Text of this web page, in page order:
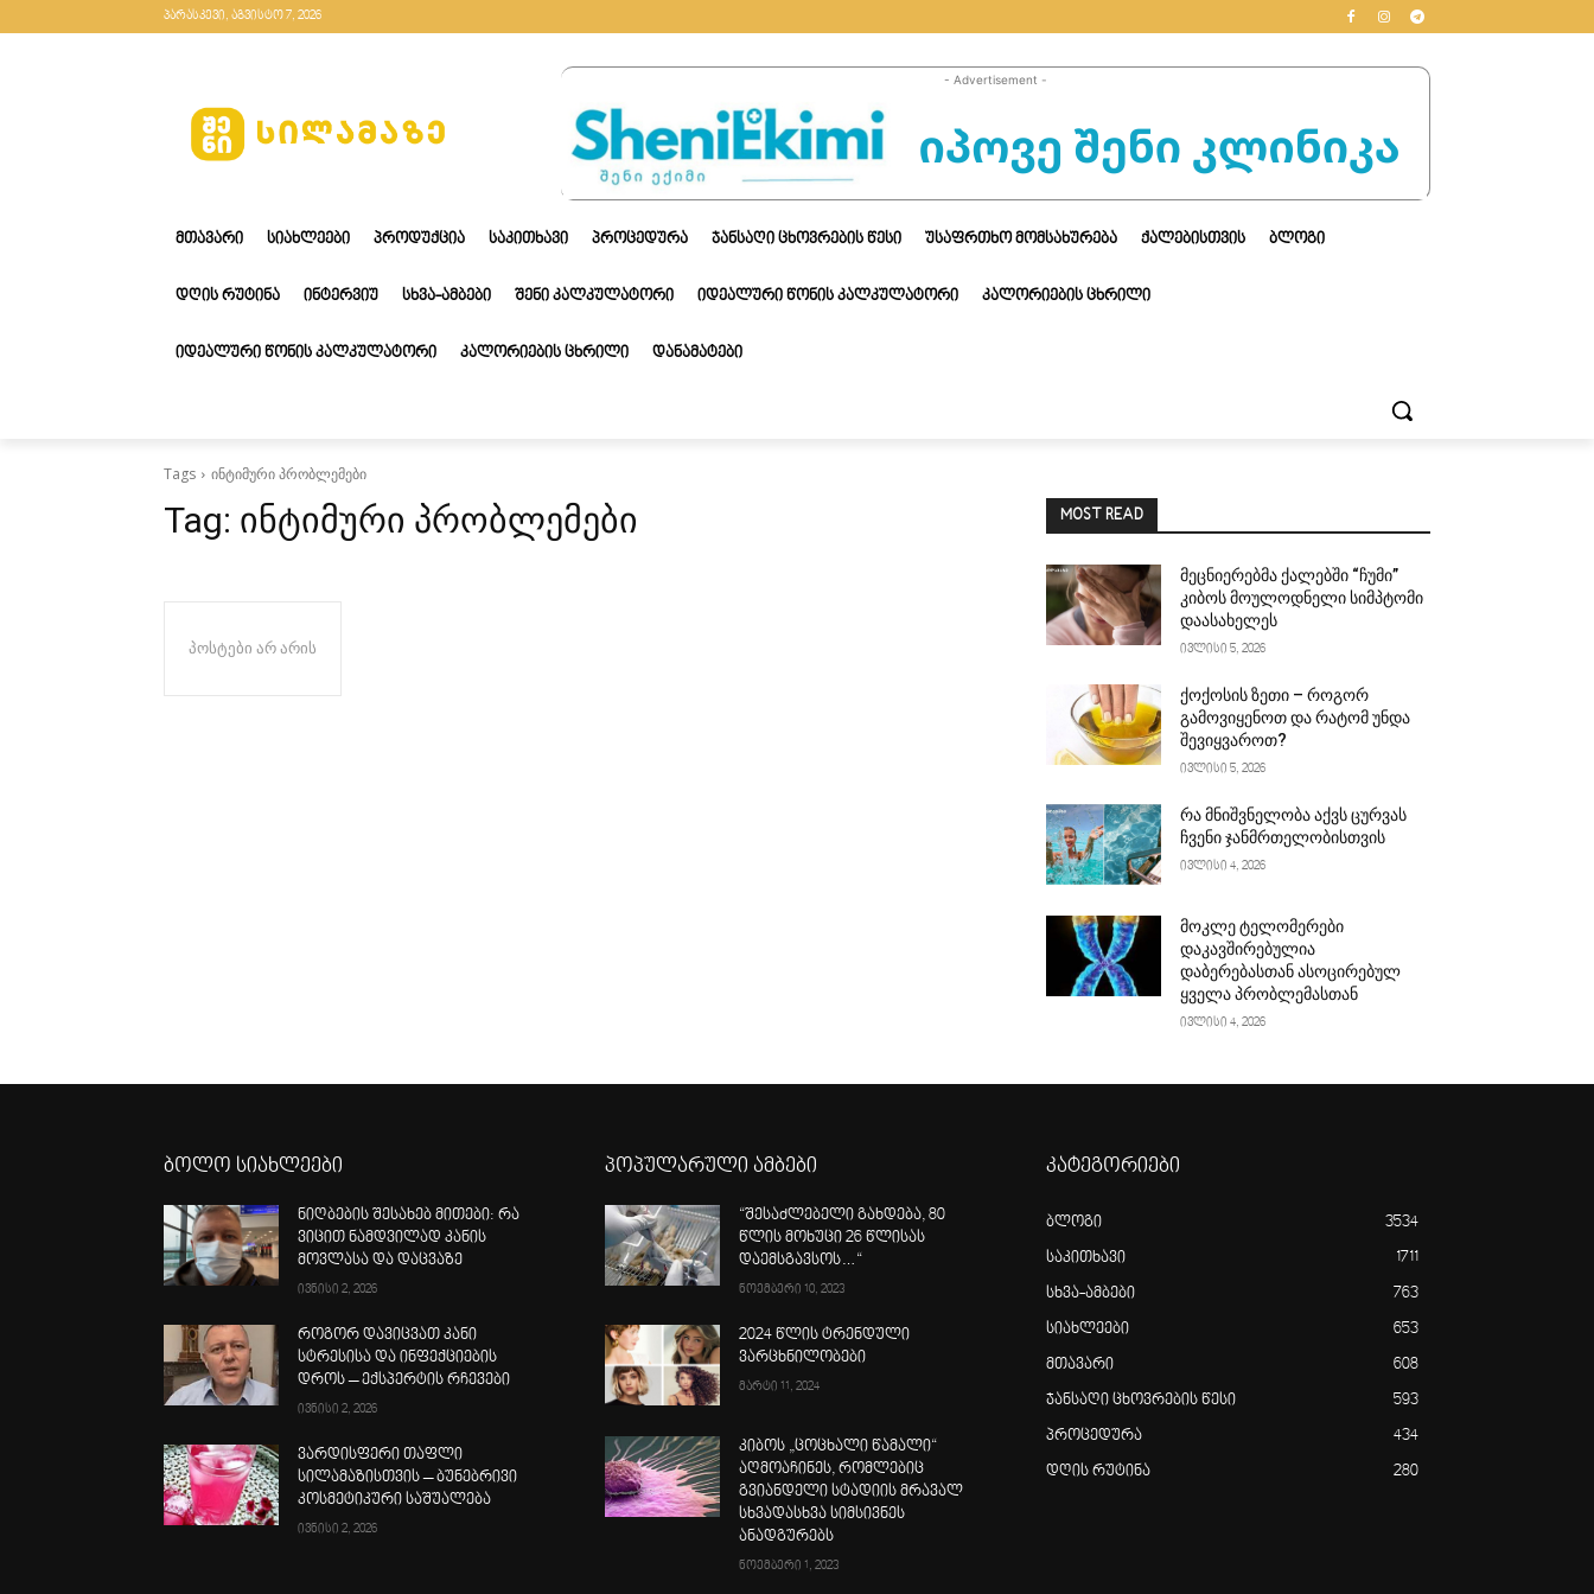
პარასკევი, აგვისტო 7, 2026
- Advertisement -
ᲛᲗᲐᲕᲐᲠᲘ ᲡᲘᲐᲮᲚᲔᲔᲑᲘ ᲞᲠᲝᲓᲣᲥᲪᲘᲐ ᲡᲐᲙᲘᲗᲮᲐᲕᲘ ᲞᲠᲝᲪᲔᲓᲣᲠᲐ ᲯᲐᲜᲡᲐᲦᲘ ᲪᲮᲝᲕᲠᲔᲑᲘᲡ ᲬᲔᲡᲘ ᲣᲡᲐᲤᲠᲗᲮᲝ ᲛᲝᲛᲡᲐᲮᲣᲠᲔᲑᲐ ᲥᲐᲚᲔᲑᲘᲡᲗᲕᲘᲡ ᲑᲚᲝᲒᲘ
ᲓᲦᲘᲡ ᲠᲣᲢᲘᲜᲐ ᲘᲜᲢᲔᲠᲕᲘᲣ ᲡᲮᲕᲐ-ᲐᲛᲑᲔᲑᲘ ᲨᲔᲜᲘ ᲙᲐᲚᲙᲣᲚᲐᲢᲝᲠᲘ ᲘᲓᲔᲐᲚᲣᲠᲘ ᲬᲝᲜᲘᲡ ᲙᲐᲚᲙᲣᲚᲐᲢᲝᲠᲘ ᲙᲐᲚᲝᲠᲘᲔᲑᲘᲡ ᲪᲮᲠᲘᲚᲘ
ᲘᲓᲔᲐᲚᲣᲠᲘ ᲬᲝᲜᲘᲡ ᲙᲐᲚᲙᲣᲚᲐᲢᲝᲠᲘ ᲙᲐᲚᲝᲠᲘᲔᲑᲘᲡ ᲪᲮᲠᲘᲚᲘ ᲓᲐᲜᲐᲛᲐᲢᲔᲑᲘ
Tags ინტიმური პრობლემები
Tag: ინტიმური პრობლემები
პოსტები არ არის
MOST READ
მეცნიერებმა ქალებში “ჩუმი”
კიბოს მოულოდნელი სიმპტომი
დაასახელეს
ივლისი 5, 2026
ქოქოსის ზეთი – როგორ
გამოვიყენოთ და რატომ უნდა
შევიყვაროთ?
ივლისი 5, 2026
რა მნიშვნელობა აქვს ცურვას
ჩვენი ჯანმრთელობისთვის
ივლისი 4, 2026
მოკლე ტელომერები
დაკავშირებულია
დაბერებასთან ასოცირებულ
ყველა პრობლემასთან
ივლისი 4, 2026
ბოლო სიახლეები
ნიღბების შესახებ მითები: რა
ვიცით ნამდვილად კანის
მოვლასა და დაცვაზე
ივნისი 2, 2026
როგორ დავიცვათ კანი
სტრესისა და ინფექციების
დროს – ექსპერტის რჩევები
ივნისი 2, 2026
ვარდისფერი თაფლი
სილამაზისთვის – ბუნებრივი
კოსმეტიკური საშუალება
ივნისი 2, 2026
პოპულარული ამბები
“შესაძლებელი გახდება, 80
წლის მოხუცი 26 წლისას
დაემსგავსოს…“
ნოემბერი 10, 2023
2024 წლის ტრენდული
ვარცხნილობები
მარტი 11, 2024
კიბოს „ცოცხალი წამალი“
აღმოაჩინეს, რომლებიც
გვიანდელი სტადიის მრავალ
სხვადასხვა სიმსივნეს
ანადგურებს
ნოემბერი 1, 2023
კატეგორიები
ბლოგი 3534
საკითხავი 1711
სხვა-ამბები 763
სიახლეები 653
მთავარი 608
ჯანსაღი ცხოვრების წესი 593
პროცედურა 434
დღის რუტინა 280